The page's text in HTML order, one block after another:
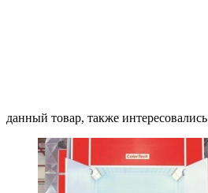
данный товар, также интересовались